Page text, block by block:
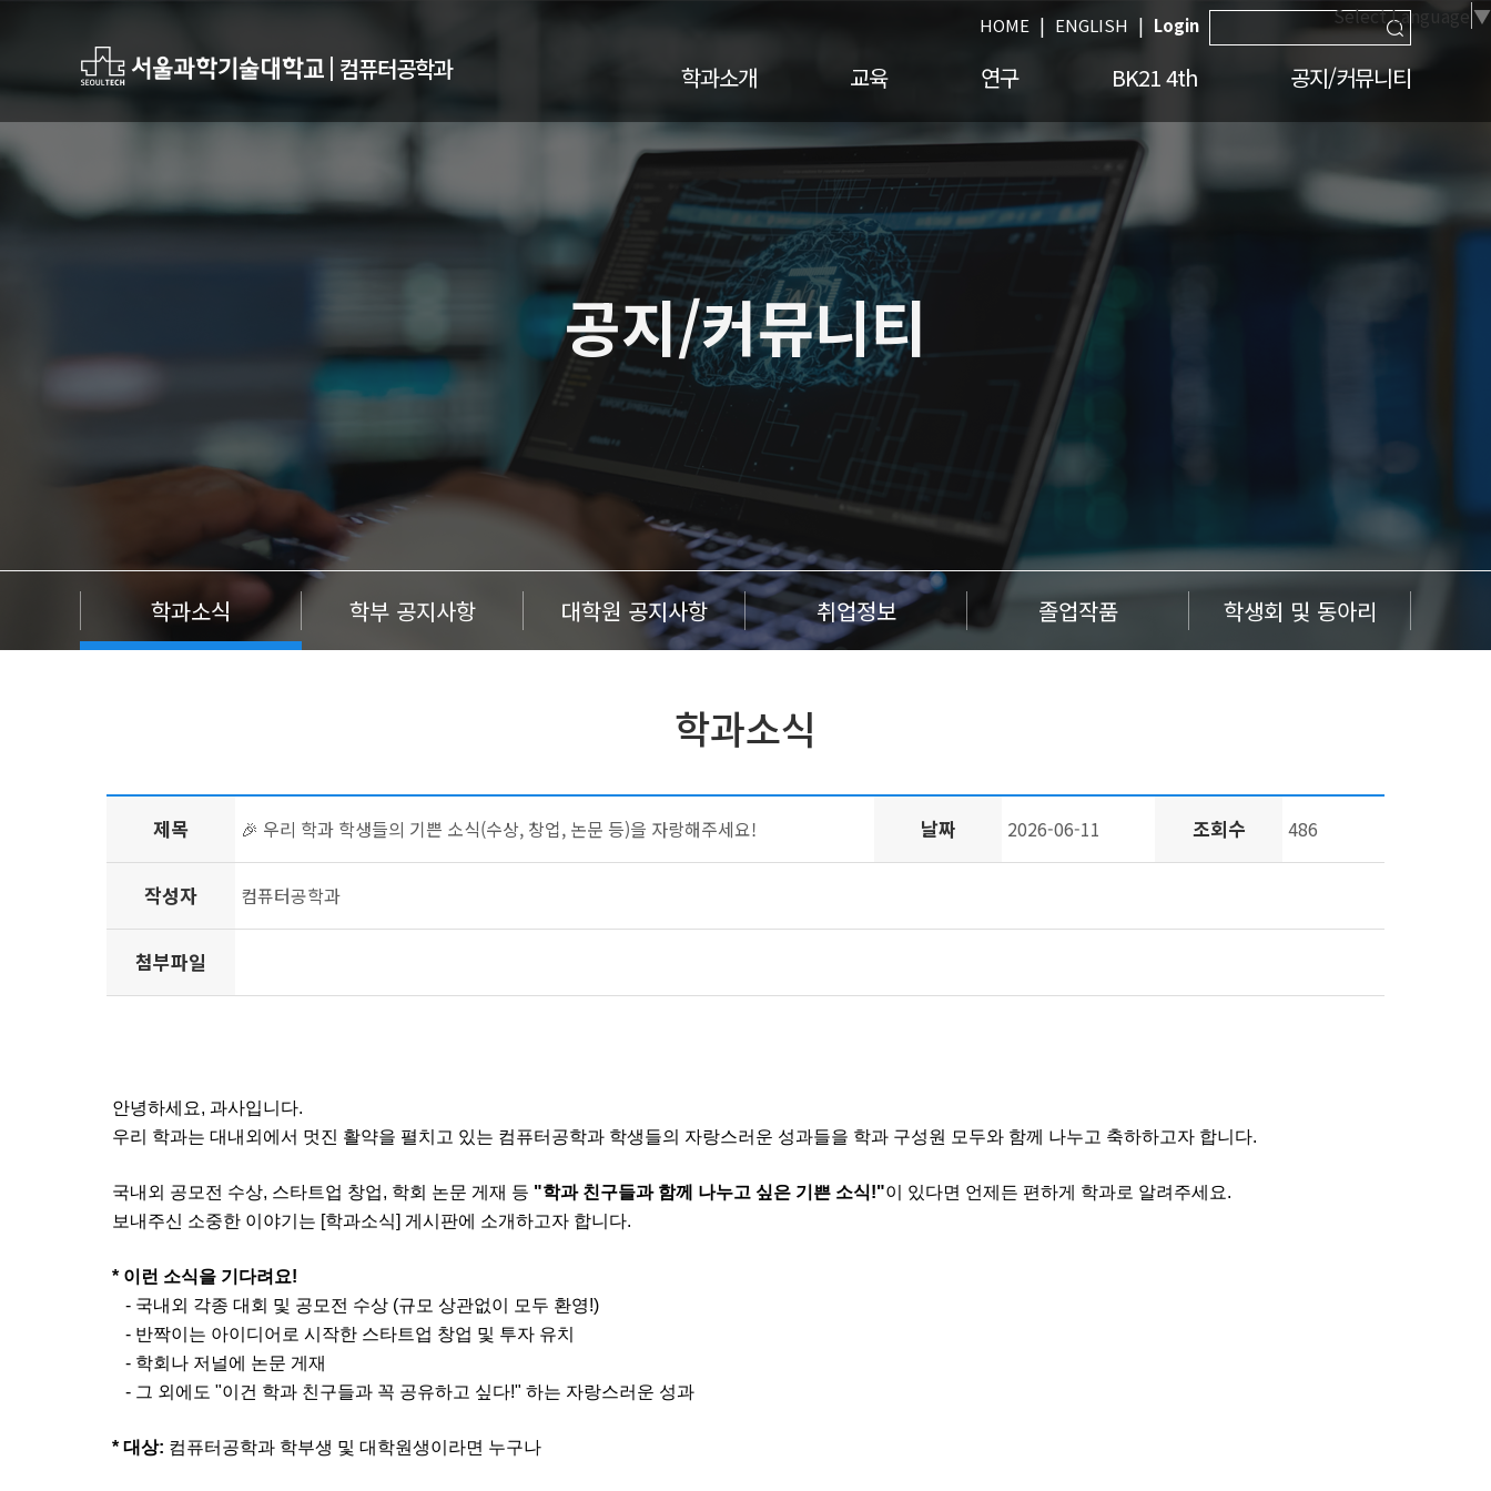
Select Language ▼
HOME | ENGLISH | Login
| 컴퓨터공학과 학과소개 교육 연구 BK21 4th 공지/커뮤니티
공지/커뮤니티
학과소식 학부 공지사항 대학원 공지사항 취업정보 졸업작품 학생회 및 동아리
학과소식
제목 🎉 우리 학과 학생들의 기쁜 소식(수상, 창업, 논문 등)을 자랑해주세요! 날짜 2026-06-11 조회수 486
작성자 컴퓨터공학과
첨부파일
안녕하세요, 과사입니다.
우리 학과는 대내외에서 멋진 활약을 펼치고 있는 컴퓨터공학과 학생들의 자랑스러운 성과들을 학과 구성원 모두와 함께 나누고 축하하고자 합니다.
국내외 공모전 수상, 스타트업 창업, 학회 논문 게재 등 "학과 친구들과 함께 나누고 싶은 기쁜 소식!"이 있다면 언제든 편하게 학과로 알려주세요.
보내주신 소중한 이야기는 [학과소식] 게시판에 소개하고자 합니다.
* 이런 소식을 기다려요!
- 국내외 각종 대회 및 공모전 수상 (규모 상관없이 모두 환영!)
- 반짝이는 아이디어로 시작한 스타트업 창업 및 투자 유치
- 학회나 저널에 논문 게재
- 그 외에도 "이건 학과 친구들과 꼭 공유하고 싶다!" 하는 자랑스러운 성과
* 대상: 컴퓨터공학과 학부생 및 대학원생이라면 누구나